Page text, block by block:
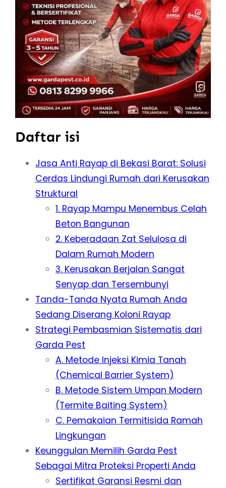
Daftar isi
Jasa Anti Rayap di Bekasi Barat: Solusi
Cerdas Lindungi Rumah dari Kerusakan
Struktural
1. Rayap Mampu Menembus Celah
Beton Bangunan
2. Keberadaan Zat Selulosa di
Dalam Rumah Modern
3. Kerusakan Berjalan Sangat
Senyap dan Tersembunyi
Tanda-Tanda Nyata Rumah Anda
Sedang Diserang Koloni Rayap
Strategi Pembasmian Sistematis dari
Garda Pest
A. Metode Injeksi Kimia Tanah
(Chemical Barrier System)
B. Metode Sistem Umpan Modern
(Termite Baiting System)
C. Pemakaian Termitisida Ramah
Lingkungan
Keunggulan Memilih Garda Pest
Sebagai Mitra Proteksi Properti Anda
Sertifikat Garansi Resmi dan